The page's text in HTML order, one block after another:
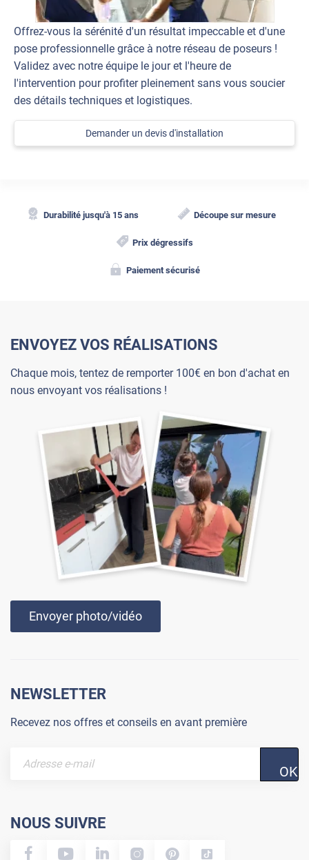
Offrez-vous la sérénité d'un résultat impeccable et d'une
pose professionnelle grâce à notre réseau de poseurs !
Validez avec notre équipe le jour et l'heure de
l'intervention pour profiter pleinement sans vous soucier
des détails techniques et logistiques.
Demander un devis d'installation
Durabilité jusqu'à 15 ans Découpe sur mesure
Prix dégressifs
Paiement sécurisé
ENVOYEZ VOS RÉALISATIONS
Chaque mois, tentez de remporter 100€ en bon d'achat en
nous envoyant vos réalisations !
Envoyer photo/vidéo
NEWSLETTER
Recevez nos offres et conseils en avant première
OK
NOUS SUIVRE